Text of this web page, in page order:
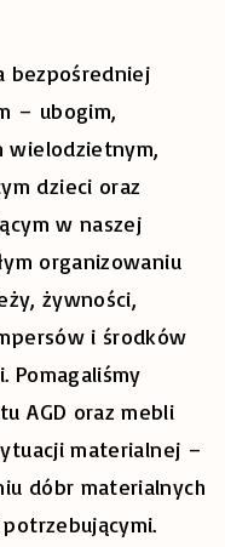
bezpośredniej
– ubogim,
wielodzietnym,
dzieci oraz
w naszej
organizowaniu
żywności,
i środków
Pomagaliśmy
AGD oraz mebli
materialnej –
dóbr materialnych